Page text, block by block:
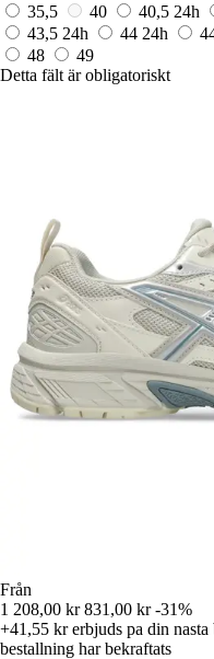
35,5
40 40,5 24h
43,5 24h 44 24h
48
49
Detta fält är obligatoriskt
Från
1 208,00 kr 831,00 kr -31%
+41,55 krerbjuds pa din nasta
bestallning har bekraftats